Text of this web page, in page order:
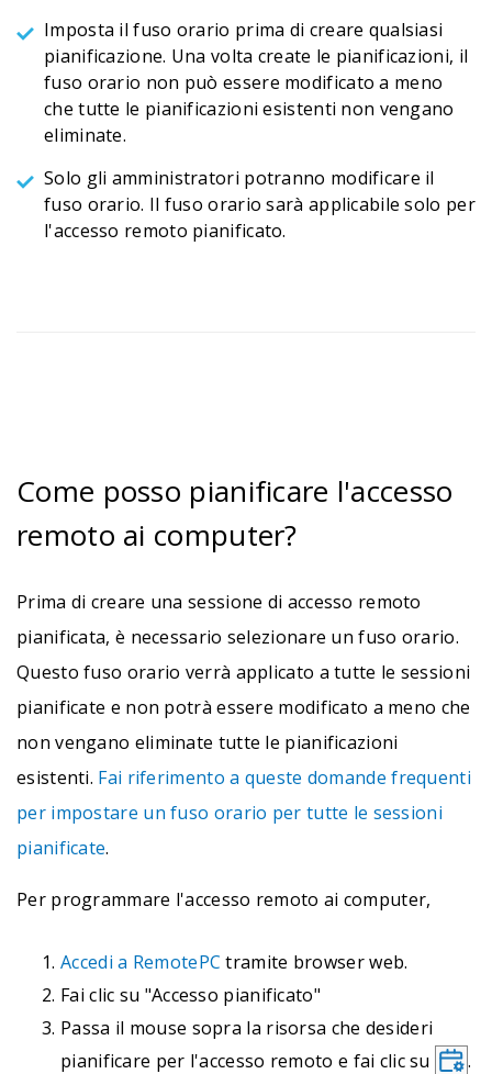
Imposta il fuso orario prima di creare qualsiasi
pianificazione. Una volta create le pianificazioni, il
fuso orario non può essere modificato a meno
che tutte le pianificazioni esistenti non vengano
eliminate.
Solo gli amministratori potranno modificare il
fuso orario. Il fuso orario sarà applicabile solo per
l'accesso remoto pianificato.
Come posso pianificare l'accesso
remoto ai computer?
Prima di creare una sessione di accesso remoto
pianificata, è necessario selezionare un fuso orario.
Questo fuso orario verrà applicato a tutte le sessioni
pianificate e non potrà essere modificato a meno che
non vengano eliminate tutte le pianificazioni
esistenti. Fai riferimento a queste domande frequenti
per impostare un fuso orario per tutte le sessioni
pianificate.
Per programmare l'accesso remoto ai computer,
Accedi a RemotePC tramite browser web.
Fai clic su "Accesso pianificato"
Passa il mouse sopra la risorsa che desideri
pianificare per l'accesso remoto e fai clic su
.